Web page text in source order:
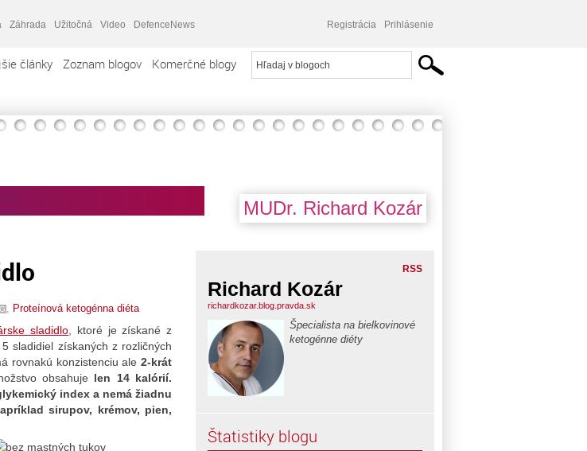
Záhrada Užitočná Video DefenceNews Registrácia Prihlásenie
články Zoznam blogov Komerčné blogy
MUDr. Richard Kozár
Proteínová ketogénna diéta
sladidlo , ktoré je získané z
sladidiel získaných z rozličných
rovnakú konzistenciu ale 2-krát
obsahuje len 14 kalórií.
index a nemá žiadnu
sirupov, krémov, pien,
RSS
Richard Kozár
richardkozar.blog.pravda.sk
Špecialista na bielkovinové
ketogénne diéty
Štatistiky blogu